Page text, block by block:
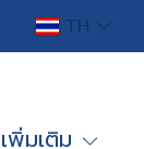
TH
เพิ่มเติม